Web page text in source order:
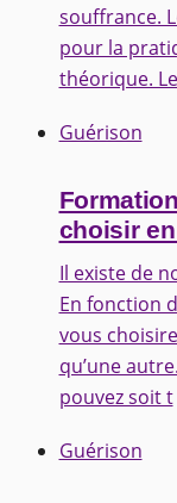
souffrance.
pour la
théorique.
Guérison
choisir
Il existe de
En fonction
vous
qu’une
pouvez soit t
Guérison